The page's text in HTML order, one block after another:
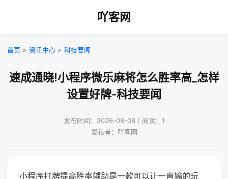
吖客网
首页 > 资讯中心 > 科技要闻
速成通晓!小程序微乐麻将怎么胜率高_怎样
设置好牌-科技要闻
发布时间：2026-08-08｜阅读：1
发布者：吖客网
小程序打牌提高胜率辅助是一款可以让一直输的玩